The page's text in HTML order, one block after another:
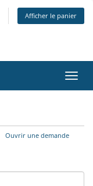
Afficher le panier
la
Ouvrir une demande